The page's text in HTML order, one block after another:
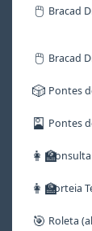
🖱️ Bracad
🖱️ Bracad
🎲 Pontes
🎴 Pontes
👩‍🏫Consulta
👩‍🏫Sorteia
🎯 Roleta